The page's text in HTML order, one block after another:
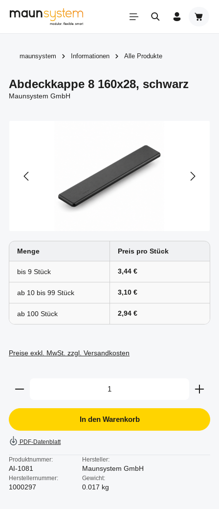
Zum Hauptinhalt springen
maunsystem Informationen Alle Produkte
Abdeckkappe 8 160x28, schwarz
Maunsystem GmbH
Menge Preis pro Stück
bis 9 3,44 €
ab 10 bis 99 3,10 €
ab 100 2,94 €
Preise exkl. MwSt. zzgl. Versandkosten
Produkt Anzahl: Gib den gewünschten Wert ein
In den Warenkorb
PDF-Datenblatt
Produktnummer:
AI-1081
Hersteller:
Maunsystem GmbH
Herstellernummer:
1000297
Gewicht:
0.017 kg